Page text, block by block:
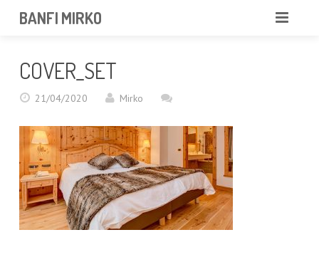
BANFI MIRKO
PORTFOLIO
SERVIZI
NEWS
COVER_SET
21/04/2020 Mirko